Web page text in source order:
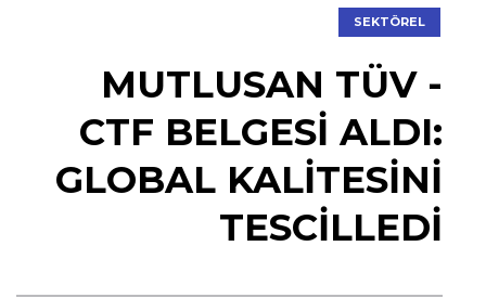
SEKTÖREL
MUTLUSAN TÜV -
CTF BELGESI ALDI:
GLOBAL KALITESINI
TESCILLEDI